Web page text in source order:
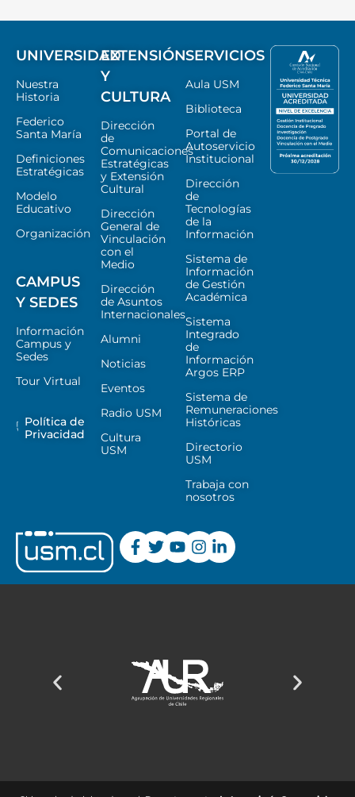
UNIVERSIDAD
Nuestra
Historia
Federico
Santa María
Definiciones
Estratégicas
Modelo
Educativo
Organización
CAMPUS
Y SEDES
Información
Campus y
Sedes
Tour Virtual
Política de
Privacidad
EXTENSIÓN
Y
CULTURA
Dirección
de
Comunicaciones
Estratégicas
y Extensión
Cultural
Dirección
General de
Vinculación
con el
Medio
Dirección
de Asuntos
Internacionales
Alumni
Noticias
Eventos
Radio USM
Cultura
USM
SERVICIOS
Aula USM
Biblioteca
Portal de
Autoservicio
Institucional
Dirección
de
Tecnologías
de la
Información
Sistema de
Información
de Gestión
Académica
Sistema
Integrado
de
Información
Argos ERP
Sistema de
Remuneraciones
Históricas
Directorio
USM
Trabaja con
nosotros